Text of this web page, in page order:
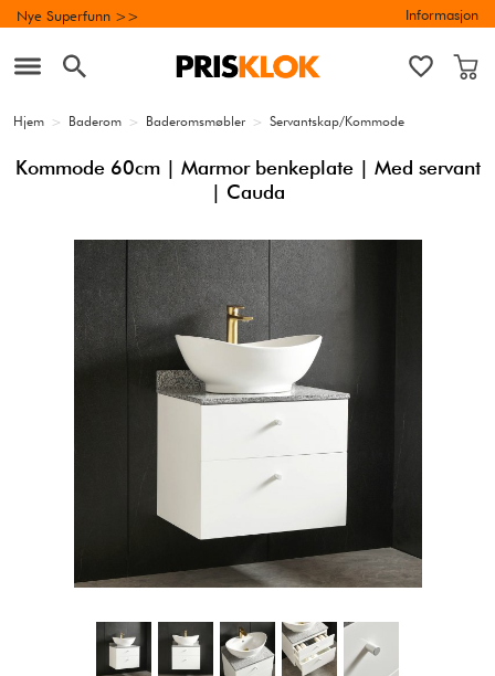
Nye Superfunn >> Informasjon
Hjem > Baderom > Baderomsmøbler > Servantskap/Kommode
Kommode 60cm | Marmor benkeplate | Med servant
| Cauda